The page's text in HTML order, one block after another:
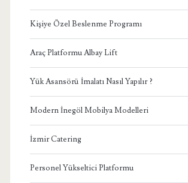
Kişiye Özel Beslenme Programı
Araç Platformu Albay Lift
Yük Asansörü İmalatı Nasıl Yapılır ?
Modern İnegöl Mobilya Modelleri
İzmir Catering
Personel Yükseltici Platformu